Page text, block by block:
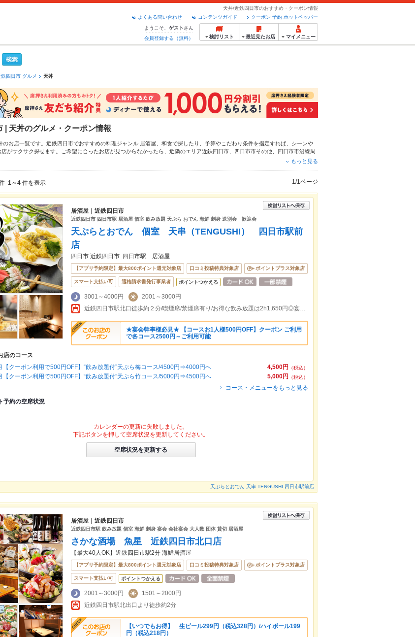
天丼/近鉄四日市のおすすめ・クーポン情報
クーポン 予約 ホットペッパー
コンテンツガイド
よくある問い合わせ
ようこそ、 ゲスト さん
会員登録する（無料）
検討リスト 最近見たお店 マイメニュー
鉄四日市 グルメ 天丼
| 天丼のグルメ・クーポン情報
のお店一覧です。近鉄四日市でおすすめの料理ジャンル 居酒屋 和食で探したり、予算やこだわり条件を指定すれば、シーンや
がサクサク探せます。ご希望に合ったお店が見つからなかったら、近隣のエリア近鉄四日市 四日市市その他
四日市市沿線周
手羽先
や季節
もっと見る
1～4 件を表示 1/1ページ
居酒屋｜近鉄四日市
近鉄四日市 四日市駅 居酒屋 個室 飲み放題 天ぷら おでん 海鮮 刺身 送別会 歓迎会
天ぷらとおでん 個室 天串（TENGUSHI） 四日市駅前
店
四日市 近鉄四日市 四日市駅 居酒屋
【アプリ予約限定】最大800ポイント還元対象店 口コミ投稿特典対象店 ポイントプラス対象店
スマート支払い可 適格請求書発行事業者 ポイントつかえる
3001～4000円
2001～3000円
近鉄四日市駅北口徒歩約２分/喫煙席/禁煙席有り/お得な飲み放題は2h1,650円◎宴会コース5,000円が一番人気！
★宴会幹事様必見★ 【コースお1人様500円OFF】クーポン ご利用
で各コース2500円～ご利用可能
店のコース
4,500円
（税込）
【クーポン利用で500円OFF】“飲み放題付”天ぷら梅コース/4500円⇒4000円へ
5,000円
（税込）
【クーポン利用で500円OFF】“飲み放題付”天ぷら竹コース/5000円⇒4500円へ
コース・メニューをもっと見る
予約の空席状況
カレンダーの更新に失敗しました。
下記ボタンを押して空席状況を更新してください。
空席状況を更新する
天ぷらとおでん 天串 TENGUSHI 四日市駅前店
居酒屋｜近鉄四日市
近鉄四日市駅 飲み放題 個室 海鮮 刺身 宴会 会社宴会 大人数 団体 貸切 居酒屋
さかな酒場 魚星 近鉄四日市北口店
【最大40人OK】近鉄四日市駅2分 海鮮居酒屋
【アプリ予約限定】最大800ポイント還元対象店 口コミ投稿特典対象店 ポイントプラス対象店
スマート支払い可 ポイントつかえる
2001～3000円
1501～2000円
近鉄四日市駅北出口より徒歩約2分
【いつでもお得】 生ビール299円（税込328円）/ハイボール199
円（税込218円）